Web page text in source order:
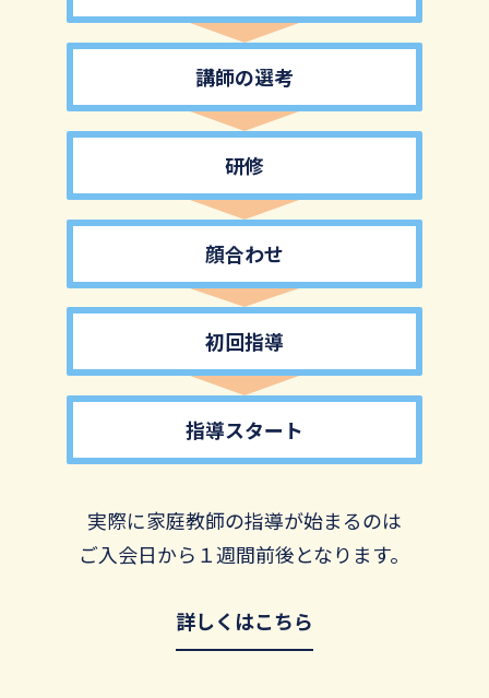
講師の選考
研修
顔合わせ
初回指導
指導スタート
実際に家庭教師の指導が始まるのは
ご入会日から１週間前後となります。
詳しくはこちら